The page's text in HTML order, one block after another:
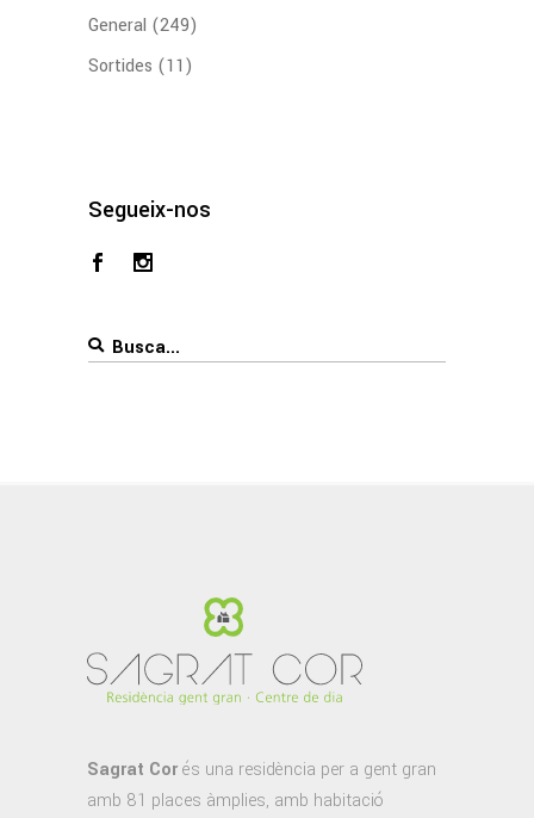
General (249)
Sortides (11)
Segueix-nos
Search
Sagrat Corés una residència per a gent gran
amb 81 places àmplies, amb habitació